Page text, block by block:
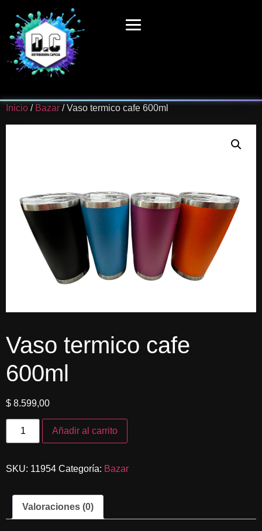
Inicio / Bazar / Vaso termico cafe 600ml
Vaso termico cafe
600ml
$ 8.599,00
Añadir al carrito
SKU: 11954 Categoría: Bazar
Valoraciones (0)